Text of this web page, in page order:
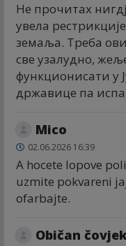
Не прочитах
увела
земаља. Треба
све узалудно,
функционисати у
државице па
Mico
02.06.2026 16:39
A hocete lopove
uzmite pokvareni
ofarbajte.
Običan